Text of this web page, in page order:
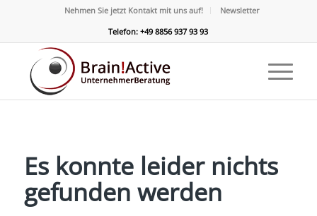
Nehmen Sie jetzt Kontakt mit uns auf!
Newsletter
Telefon: +49 8856 937 93 93
Es konnte leider nichts
gefunden werden